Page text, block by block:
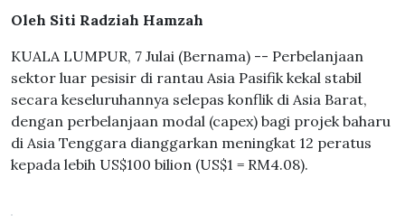
Oleh Siti Radziah Hamzah
KUALA LUMPUR, 7 Julai (Bernama) -- Perbelanjaan
sektor luar pesisir di rantau Asia Pasifik kekal stabil
secara keseluruhannya selepas konflik di Asia Barat,
dengan perbelanjaan modal (capex) bagi projek baharu
di Asia Tenggara dianggarkan meningkat 12 peratus
kepada lebih US$100 bilion (US$1 = RM4.08).